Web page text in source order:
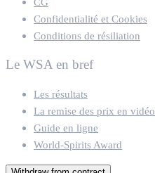
Confidentialité et Cookies
Conditions de résiliation
Le WSA en bref
Les résultats
La remise des prix en vidéo
Guide en ligne
World-Spirits Award